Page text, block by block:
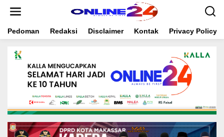
t
Pedoman Redaksi Disclaimer Kontak Privacy Policy